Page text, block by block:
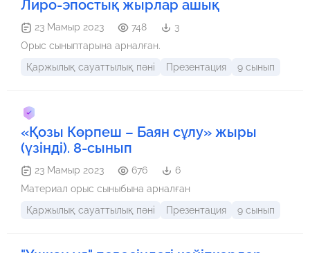
Лиро-эпостық жырлар ашық
23 Мамыр 2023 748
3
Орыс сыныптарына арналған.
Қаржылық сауаттылық пәні
Презентация 9 сынып
«Қозы Көрпеш – Баян сұлу» жыры
(үзінді). 8-сынып
23 Мамыр 2023 676
6
Материал орыс сыныбына арналған
Қаржылық сауаттылық пәні
Презентация 9 сынып